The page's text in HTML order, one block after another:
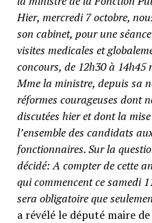
Hier, mercredi 7 octobre,
son cabinet, pour une
visites medicales et
concours, de 12h30 à
Mme la ministre, depuis sa
réformes courageuses dont
discutées hier et dont la
l’ensemble des candidats
fonctionnaires. Sur la
décidé: A compter de cette
qui commencent ce samedi
sera obligatoire que
a révélé le député maire